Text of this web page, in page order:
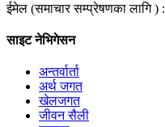
ईमेल (समाचार सम्प्रेषणका लागि ) :
साइट नेभिगेसन
अन्तर्वार्ता
अर्थ जगत
खेलजगत
जीवन सैली